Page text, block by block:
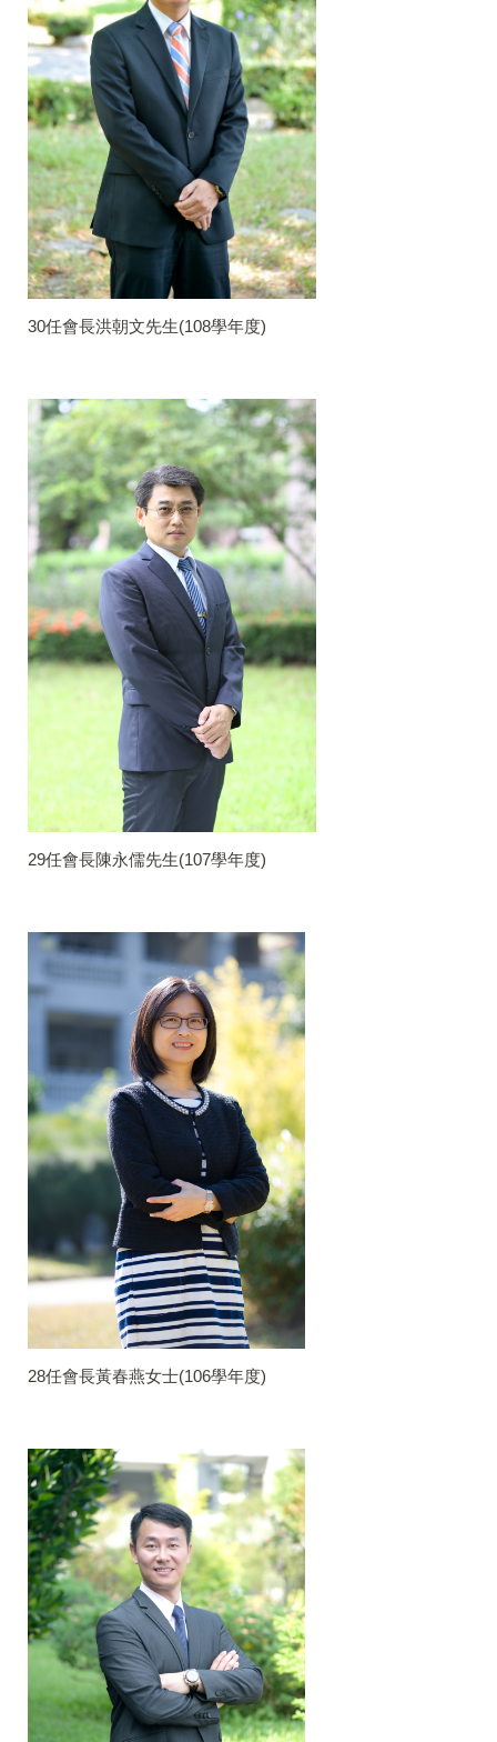
30任會長洪朝文先生(108學年度)
29任會長陳永儒先生(107學年度)
28任會長黃春燕女士(106學年度)